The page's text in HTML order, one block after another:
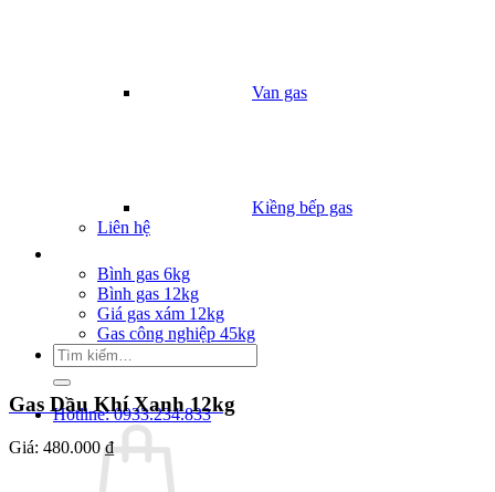
Van gas
Kiềng bếp gas
Liên hệ
Bình gas 6kg
Bình gas 12kg
Giá gas xám 12kg
Gas công nghiệp 45kg
Tìm
kiếm:
Hotline: 0933.234.833
Gas Dầu Khí Xanh 12kg
Giá: 480.000 ₫